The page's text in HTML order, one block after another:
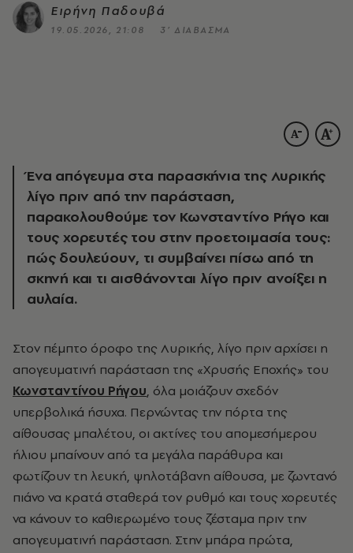
Ειρήνη Παδουβά
19.05.2026, 21:08 3’ ΔΙΑΒΑΣΜΑ
Ένα απόγευμα στα παρασκήνια της Λυρικής
λίγο πριν από την παράσταση,
παρακολουθούμε τον Κωνσταντίνο Ρήγο και
τους χορευτές του στην προετοιμασία τους:
πώς δουλεύουν, τι συμβαίνει πίσω από τη
σκηνή και τι αισθάνονται λίγο πριν ανοίξει η
αυλαία.
Στον πέμπτο όροφο της Λυρικής, λίγο πριν αρχίσει η
απογευματινή παράσταση της «Χρυσής Εποχής» του
Κωνσταντίνου Ρήγου, όλα μοιάζουν σχεδόν
υπερβολικά ήσυχα. Περνώντας την πόρτα της
αίθουσας μπαλέτου, οι ακτίνες του απομεσήμερου
ήλιου μπαίνουν από τα μεγάλα παράθυρα και
φωτίζουν τη λευκή, ψηλοτάβανη αίθουσα, με ζωντανό
πιάνο να κρατά σταθερά τον ρυθμό και τους χορευτές
να κάνουν το καθιερωμένο τους ζέσταμα πριν την
απογευματινή παράσταση. Στην μπάρα πρώτα,